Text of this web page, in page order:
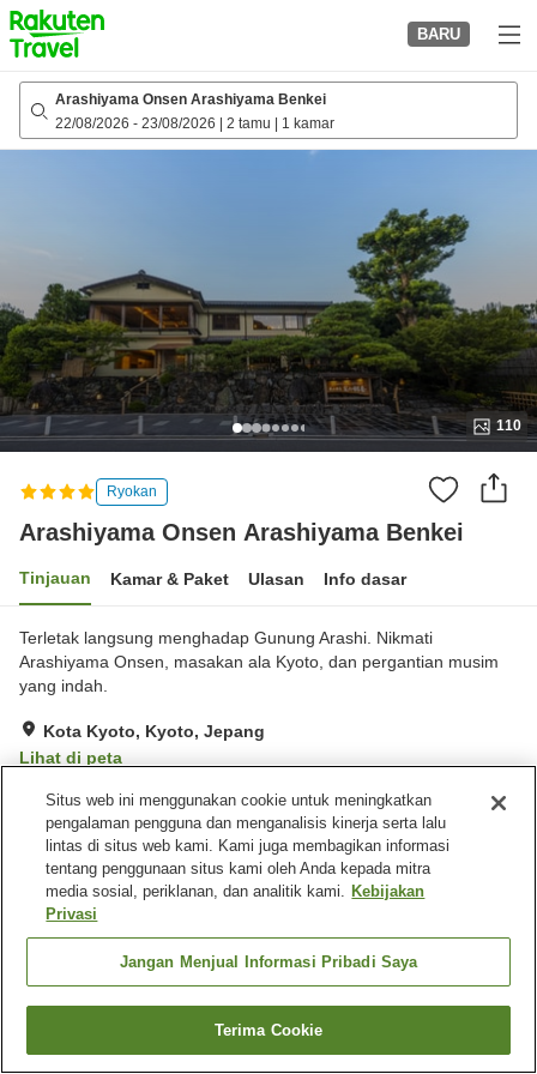
to
top
page
BARU
Arashiyama Onsen Arashiyama Benkei
22/08/2026 - 23/08/2026 2 tamu 1 kamar
110
Ryokan
Arashiyama Onsen Arashiyama Benkei
Tinjauan Kamar & Paket Ulasan Info dasar
Terletak langsung menghadap Gunung Arashi. Nikmati
Arashiyama Onsen, masakan ala Kyoto, dan pergantian musim
yang indah.
Kota Kyoto, Kyoto, Jepang
Lihat di peta
Fasilitas properti
Wi-Fi
Lima menit berjalan kaki ke
stasiun
Mata air panas di dalam
Cari kamar
Situs web ini menggunakan cookie untuk meningkatkan
pengalaman pengguna dan menganalisis kinerja serta lalu
lintas di situs web kami. Kami juga membagikan informasi
tentang penggunaan situs kami oleh Anda kepada mitra
media sosial, periklanan, dan analitik kami. Kebijakan
Privasi
Jangan Menjual Informasi Pribadi Saya
Terima Cookie